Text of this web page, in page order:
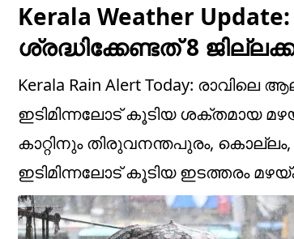
Kerala Weather
ശ്രദ്ധിക്കേണ്ടത് 8
Kerala Rain Alert Today:
ഇടിമിന്നലോട് കൂടിയ ശക്തമായ
കാറ്റിനും തിരുവനന്തപുരം, കൊല്ലം,
ഇടിമിന്നലോട് കൂടിയ ഇടത്തരം